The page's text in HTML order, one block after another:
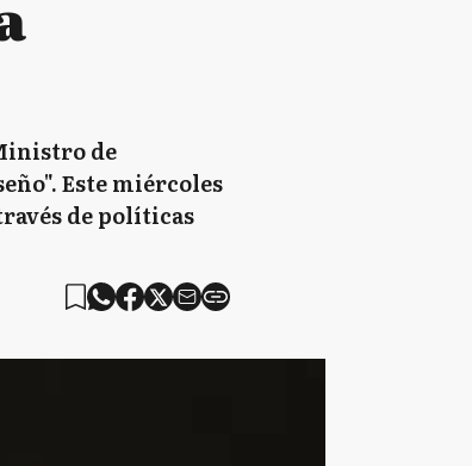
de
Este miércoles
de políticas